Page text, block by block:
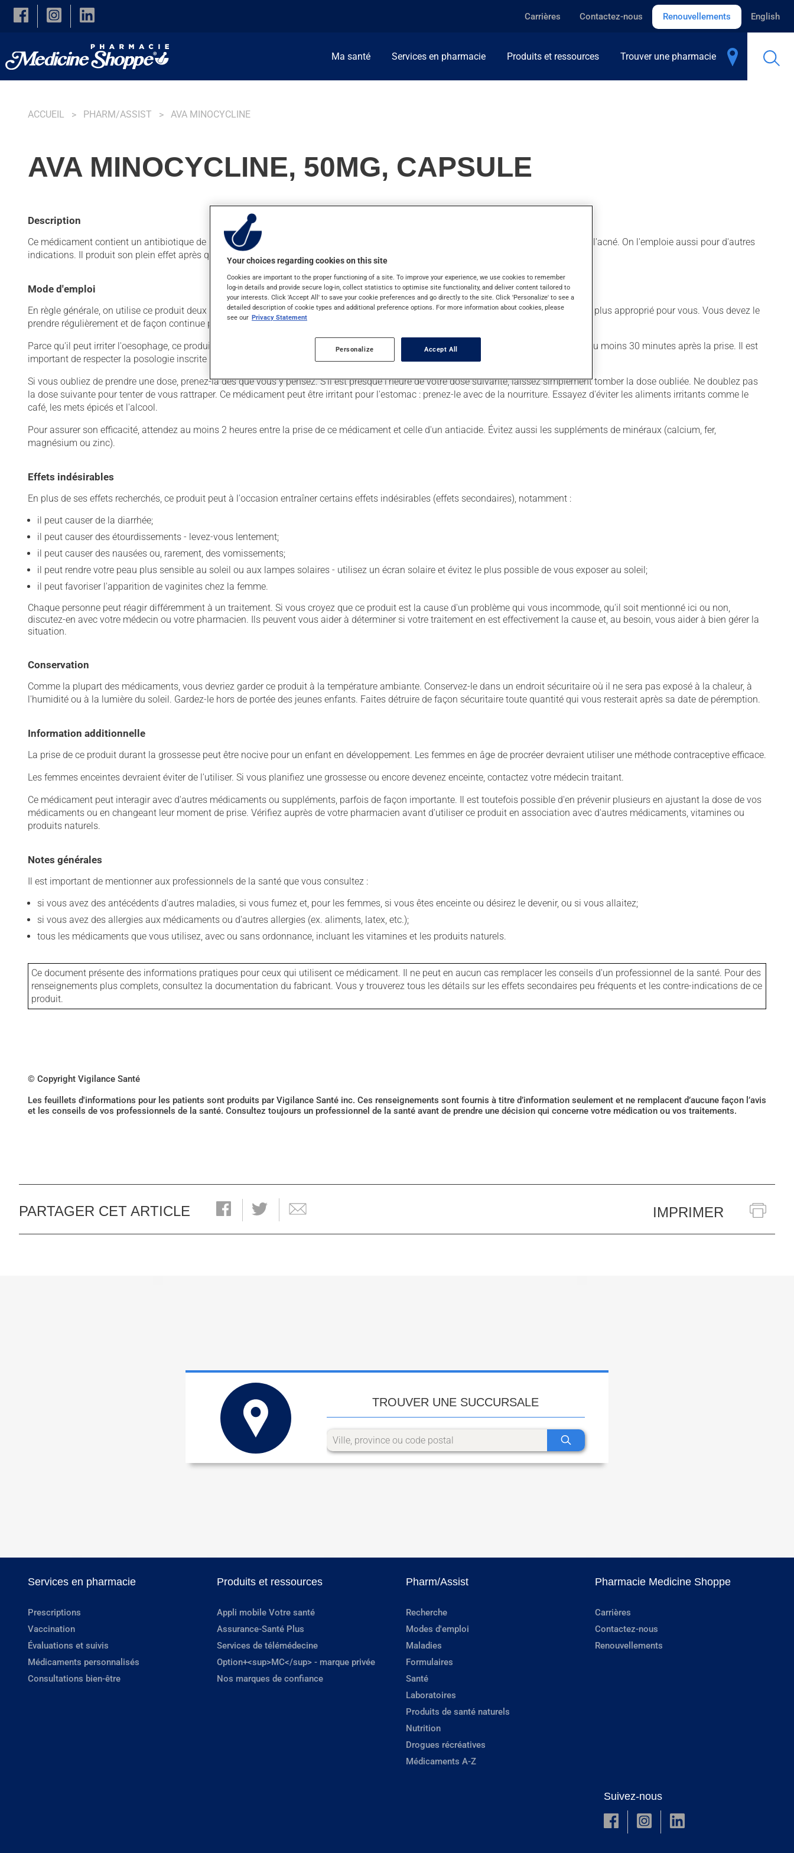
Skip to main content
Carrières Contactez-nous Renouvellements English
Ma santé Services en pharmacie Produits et ressources Trouver une pharmacie
ACCUEIL PHARM/ASSIST AVA MINOCYCLINE
AVA MINOCYCLINE, 50MG, CAPSULE
Description
Ce médicament contient un antibiotique de la famille des tétracyclines. Habituellement, on l'utilise pour combattre les infections ou pour l'acné. On l'emploie aussi pour d'autres
indications. Il produit son plein effet après quelques semaines.
Mode d'emploi
En règle générale, on utilise ce produit deux fois par jour. Il est possible que votre pharmacien vous ait indiqué un horaire différent qui est plus approprié pour vous. Vous devez le
prendre régulièrement et de façon continue pour maintenir ses effets bénéfiques.
Parce qu'il peut irriter l'oesophage, ce produit doit être avalé avec un grand verre d'eau. De plus, vous devez éviter de vous coucher pour au moins 30 minutes après la prise. Il est
important de respecter la posologie inscrite sur l'étiquette. N'en utilisez pas plus, ni plus souvent qu'indiqué.
Si vous oubliez de prendre une dose, prenez-la dès que vous y pensez. S'il est presque l'heure de votre dose suivante, laissez simplement tomber la dose oubliée. Ne doublez pas
la dose suivante pour tenter de vous rattraper. Ce médicament peut être irritant pour l'estomac : prenez-le avec de la nourriture. Essayez d'éviter les aliments irritants comme le
café, les mets épicés et l'alcool.
Pour assurer son efficacité, attendez au moins 2 heures entre la prise de ce médicament et celle d'un antiacide. Évitez aussi les suppléments de minéraux (calcium, fer,
magnésium ou zinc).
Effets indésirables
En plus de ses effets recherchés, ce produit peut à l'occasion entraîner certains effets indésirables (effets secondaires), notamment :
il peut causer de la diarrhée;
il peut causer des étourdissements - levez-vous lentement;
il peut causer des nausées ou, rarement, des vomissements;
il peut rendre votre peau plus sensible au soleil ou aux lampes solaires - utilisez un écran solaire et évitez le plus possible de vous exposer au soleil;
il peut favoriser l'apparition de vaginites chez la femme.
Chaque personne peut réagir différemment à un traitement. Si vous croyez que ce produit est la cause d'un problème qui vous incommode, qu'il soit mentionné ici ou non,
discutez-en avec votre médecin ou votre pharmacien. Ils peuvent vous aider à déterminer si votre traitement en est effectivement la cause et, au besoin, vous aider à bien gérer la
situation.
Conservation
Comme la plupart des médicaments, vous devriez garder ce produit à la température ambiante. Conservez-le dans un endroit sécuritaire où il ne sera pas exposé à la chaleur, à
l'humidité ou à la lumière du soleil. Gardez-le hors de portée des jeunes enfants. Faites détruire de façon sécuritaire toute quantité qui vous resterait après sa date de péremption.
Information additionnelle
La prise de ce produit durant la grossesse peut être nocive pour un enfant en développement. Les femmes en âge de procréer devraient utiliser une méthode contraceptive efficace.
Les femmes enceintes devraient éviter de l'utiliser. Si vous planifiez une grossesse ou encore devenez enceinte, contactez votre médecin traitant.
Ce médicament peut interagir avec d'autres médicaments ou suppléments, parfois de façon importante. Il est toutefois possible d'en prévenir plusieurs en ajustant la dose de vos
médicaments ou en changeant leur moment de prise. Vérifiez auprès de votre pharmacien avant d'utiliser ce produit en association avec d'autres médicaments, vitamines ou
produits naturels.
Notes générales
Il est important de mentionner aux professionnels de la santé que vous consultez :
si vous avez des antécédents d'autres maladies, si vous fumez et, pour les femmes, si vous êtes enceinte ou désirez le devenir, ou si vous allaitez;
si vous avez des allergies aux médicaments ou d'autres allergies (ex. aliments, latex, etc.);
tous les médicaments que vous utilisez, avec ou sans ordonnance, incluant les vitamines et les produits naturels.
Ce document présente des informations pratiques pour ceux qui utilisent ce médicament. Il ne peut en aucun cas remplacer les conseils d'un professionnel de la santé. Pour des
renseignements plus complets, consultez la documentation du fabricant. Vous y trouverez tous les détails sur les effets secondaires peu fréquents et les contre-indications de ce
produit.
© Copyright Vigilance Santé
Les feuillets d'informations pour les patients sont produits par Vigilance Santé inc. Ces renseignements sont fournis à titre d’information seulement et ne remplacent d’aucune façon l’avis
et les conseils de vos professionnels de la santé. Consultez toujours un professionnel de la santé avant de prendre une décision qui concerne votre médication ou vos traitements.
PARTAGER CET ARTICLE IMPRIMER
TROUVER UNE SUCCURSALE
Services en pharmacie
Prescriptions
Vaccination
Évaluations et suivis
Médicaments personnalisés
Consultations bien-être
Produits et ressources
Appli mobile Votre santé
Assurance-Santé Plus
Services de télémédecine
Option+<sup>MC</sup> - marque privée
Nos marques de confiance
Pharm/Assist
Recherche
Modes d'emploi
Maladies
Formulaires
Santé
Laboratoires
Produits de santé naturels
Nutrition
Drogues récréatives
Médicaments A-Z
Pharmacie Medicine Shoppe
Carrières
Contactez-nous
Renouvellements
Suivez-nous
Your choices regarding cookies on this site
Cookies are important to the proper functioning of a site. To improve your experience, we use cookies to remember
log-in details and provide secure log-in, collect statistics to optimise site functionality, and deliver content tailored to
your interests. Click 'Accept All' to save your cookie preferences and go directly to the site. Click 'Personalize' to see a
detailed description of cookie types and additional preference options. For more information about cookies, please
see our Privacy Statement
Personalize Accept All